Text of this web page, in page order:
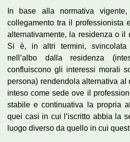
In base alla normativa
collegamento tra il professionista
alternativamente, la residenza o il
Si è, in altri termini, svincolata
nell’albo dalla residenza
confluiscono gli interessi morali
persona) rendendola alternativa al
inteso come sede ove il
stabile e continuativa la propria
quei casi in cui l’iscritto abbia la
luogo diverso da quello in cui